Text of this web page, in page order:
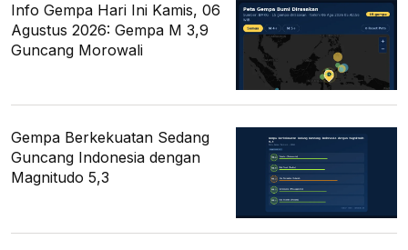
Info Gempa Hari Ini Kamis, 06
Agustus 2026: Gempa M 3,9
Guncang Morowali
Gempa Berkekuatan Sedang
Guncang Indonesia dengan
Magnitudo 5,3